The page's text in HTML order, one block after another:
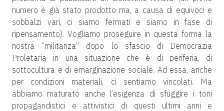
numero è già stato prodotto ma, a causa di equivoci e
sobbalzi vari, ci siamo fermati e siamo in fase di
ripensamento). Vogliamo proseguire in questa forma la
nostra “militanza” dopo lo sfascio di Democrazia
Proletaria in una situazione che è di periferia, di
sottocultura e di emarginazione sociale. Ad essa, anche
per condizioni materiali, ci sentiamo vincolati. Ma
abbiamo maturato anche l’esigenza di sfuggire i toni
propagandistici e attivistici di questi ultimi anni e